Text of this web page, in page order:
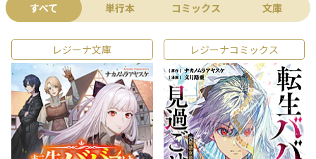
すべて 単行本 コミックス 文庫
レジーナ文庫 レジーナコミックス